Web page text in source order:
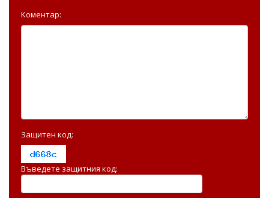
Коментар:
Защитен код:
Въведете защитния код: